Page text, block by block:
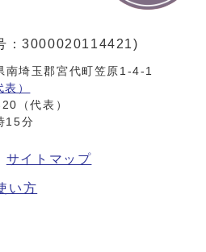
：3000020114421)
埼玉郡宮代町笠原1-4-1
）
（代表）
15分
サイトマップ
い方